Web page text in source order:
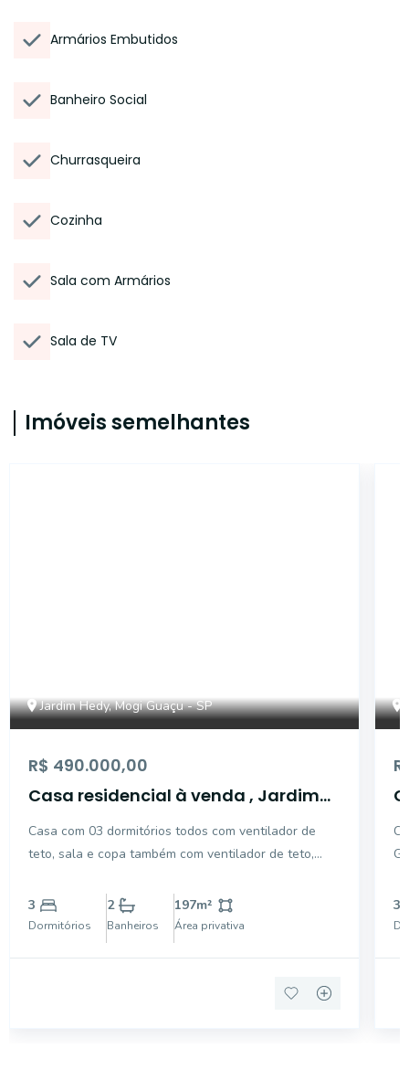
Armários Embutidos
Banheiro Social
Churrasqueira
Cozinha
Sala com Armários
Sala de TV
Imóveis semelhantes
Jardim Hedy, Mogi Guaçu - SP
R$ 490.000,00
Casa residencial à venda , Jardim
Casa com 03 dormitórios todos com ventilador de
teto, sala e copa também com ventilador de teto,
área gourmet com churrasqueira, piscina de 12 mil
litros com hidromassagem e bancos, cascata, 1
quarto para d
3
Dormitórios
2
Banheiros
197m²
Área privativa
3